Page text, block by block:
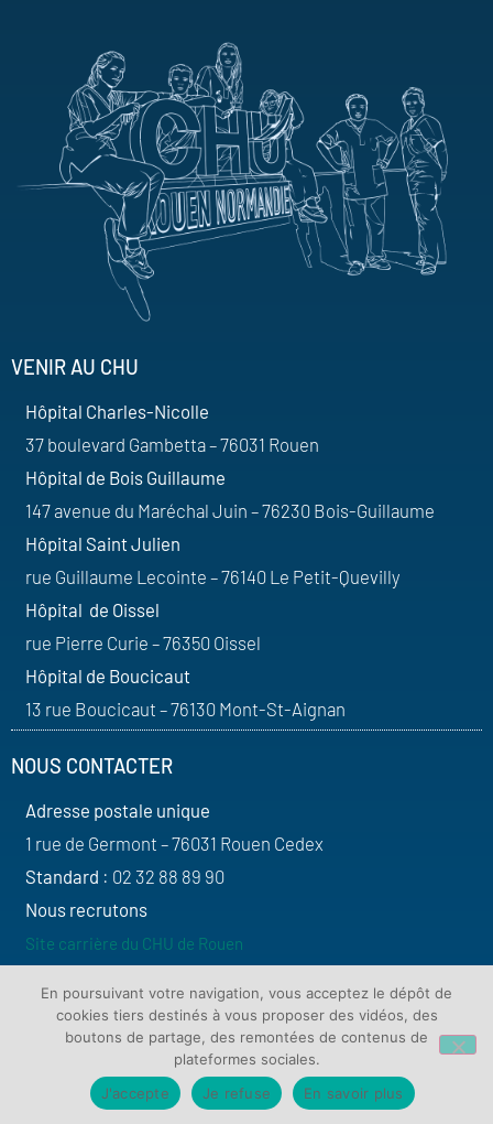
VENIR AU CHU
Hôpital Charles-Nicolle
37 boulevard Gambetta – 76031 Rouen
Hôpital de Bois Guillaume
147 avenue du Maréchal Juin – 76230 Bois-Guillaume
Hôpital Saint Julien
rue Guillaume Lecointe – 76140 Le Petit-Quevilly
Hôpital de Oissel
rue Pierre Curie – 76350 Oissel
Hôpital de Boucicaut
13 rue Boucicaut – 76130 Mont-St-Aignan
NOUS CONTACTER
Adresse postale unique
1 rue de Germont – 76031 Rouen Cedex
Standard : 02 32 88 89 90
Nous recrutons
Site carrière du CHU de Rouen
SUIVEZ-NOUS
Plan du siteMentions légales Protection de vos données
En poursuivant votre navigation, vous acceptez le dépôt de
cookies tiers destinés à vous proposer des vidéos, des
boutons de partage, des remontées de contenus de
plateformes sociales.
J'accepte
Je refuse En savoir plus